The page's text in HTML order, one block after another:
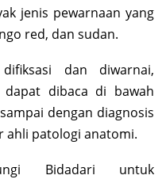
jenis pewarnaan yang
red, dan sudan.
dan diwarnai,
dibaca di bawah
dengan diagnosis
ahli patologi anatomi.
Bidadari untuk